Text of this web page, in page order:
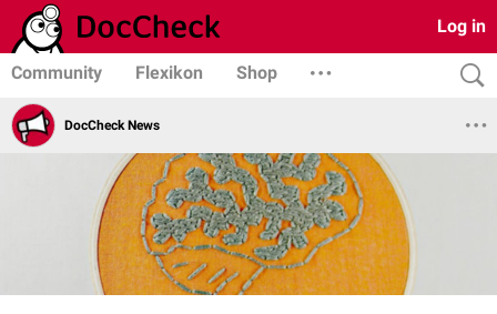
Log in
Community Flexikon Shop
DocCheck News